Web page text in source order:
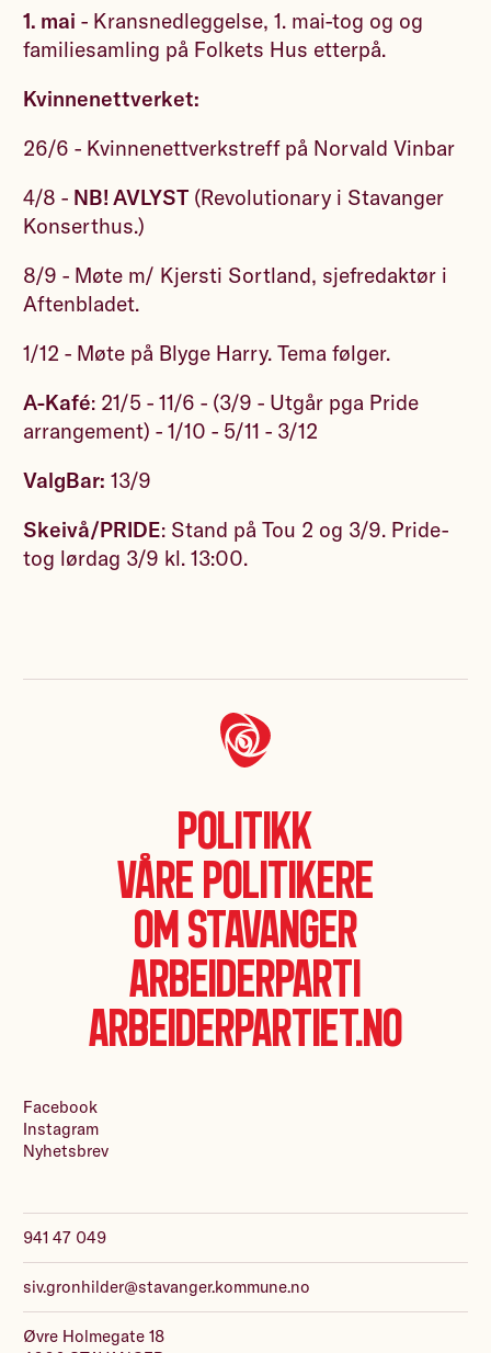
1. mai - Kransnedleggelse, 1. mai-tog og og
familiesamling på Folkets Hus etterpå.
Kvinnenettverket:
26/6 - Kvinnenettverkstreff på Norvald Vinbar
4/8 - NB! AVLYST (Revolutionary i Stavanger
Konserthus.)
8/9 - Møte m/ Kjersti Sortland, sjefredaktør i
Aftenbladet.
1/12 - Møte på Blyge Harry. Tema følger.
A-Kafé: 21/5 - 11/6 - (3/9 - Utgår pga Pride
arrangement) - 1/10 - 5/11 - 3/12
ValgBar: 13/9
Skeivå/PRIDE: Stand på Tou 2 og 3/9. Pride-
tog lørdag 3/9 kl. 13:00.
Politikk
Våre politikere
Om Stavanger
Arbeiderparti
Arbeiderpartiet.no
941 47 049
siv.gronhilder@stavanger.kommune.no
Øvre Holmegate 18
Facebook
Instagram
Nyhetsbrev